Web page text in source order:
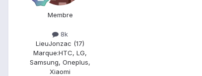
Membre
8k
LieuJonzac (17)
Marque:HTC, LG,
Samsung, Oneplus,
Xiaomi